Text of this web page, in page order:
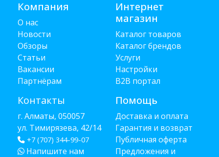
Компания
О нас
Новости
Обзоры
Статьи
Вакансии
Партнёрам
Контакты
г. Алматы, 050057
ул. Тимирязева, 42/14
+7 (707) 344-99-07
Напишите нам
Интернет
магазин
Каталог товаров
Каталог брендов
Услуги
Настройки
B2B портал
Помощь
Доставка и оплата
Гарантия и возврат
Публичная оферта
Предложения и